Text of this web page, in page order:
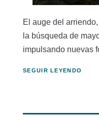
El auge del
la búsqueda de
impulsando nuevas
SEGUIR LEYENDO